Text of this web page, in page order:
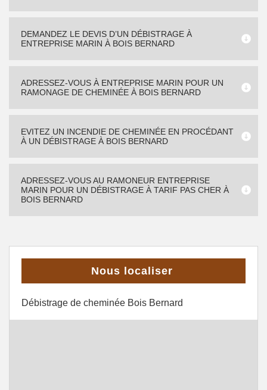
DEMANDEZ LE DEVIS D’UN DÉBISTRAGE À
ENTREPRISE MARIN À BOIS BERNARD
ADRESSEZ-VOUS À ENTREPRISE MARIN POUR UN
RAMONAGE DE CHEMINÉE À BOIS BERNARD
EVITEZ UN INCENDIE DE CHEMINÉE EN PROCÉDANT
À UN DÉBISTRAGE À BOIS BERNARD
ADRESSEZ-VOUS AU RAMONEUR ENTREPRISE
MARIN POUR UN DÉBISTRAGE À TARIF PAS CHER À
BOIS BERNARD
Nous localiser
Débistrage de cheminée Bois Bernard